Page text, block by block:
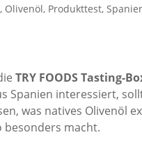
, Olivenöl, Produkttest,
TRY FOODS Tasting-
Spanien interessiert,
was natives Olivenöl
besonders macht.